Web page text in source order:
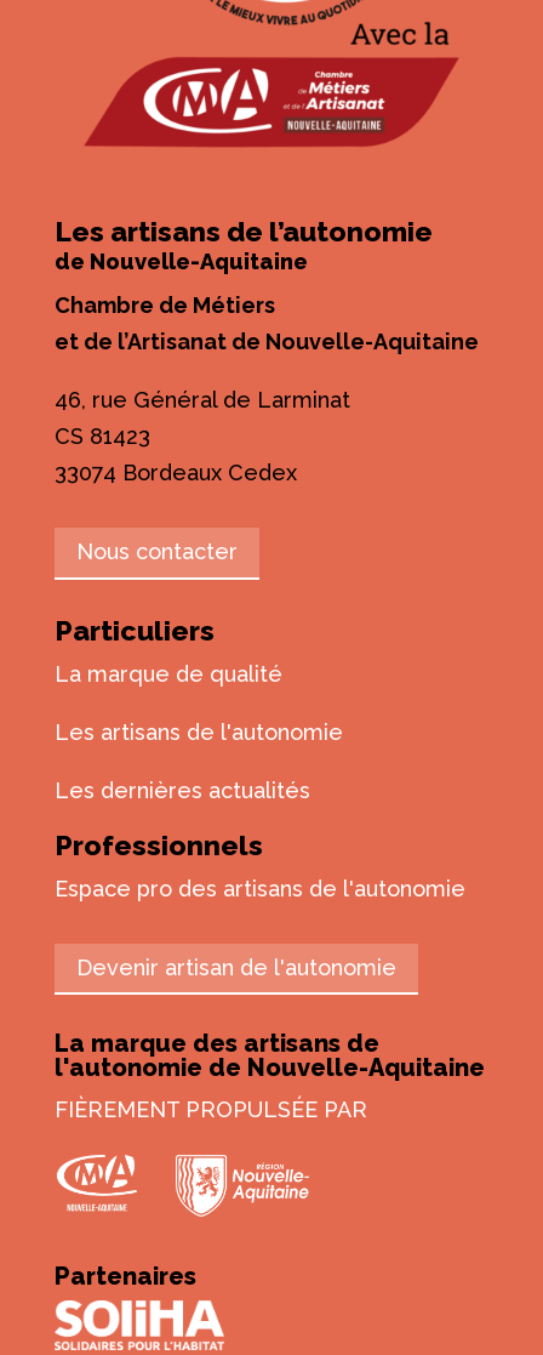
Les artisans de l’autonomie
de Nouvelle-Aquitaine
Chambre de Métiers
et de l’Artisanat de Nouvelle-Aquitaine
46, rue Général de Larminat
CS 81423
33074 Bordeaux Cedex
Nous contacter
Particuliers
La marque de qualité
Les artisans de l'autonomie
Les dernières actualités
Professionnels
Espace pro des artisans de l'autonomie
Devenir artisan de l'autonomie
La marque des artisans de
l'autonomie de Nouvelle-Aquitaine
FIÈREMENT PROPULSÉE PAR
Partenaires